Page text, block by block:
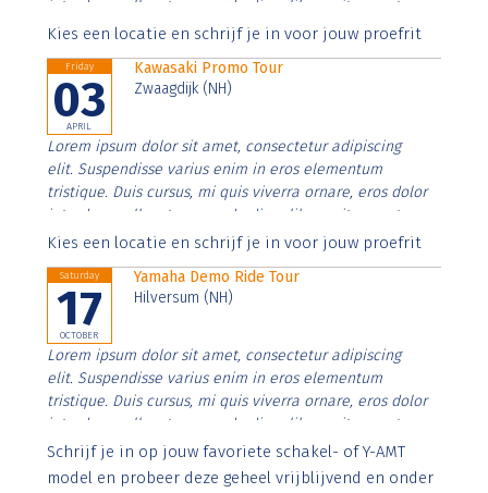
interdum nulla, ut commodo diam libero vitae erat.
Aenean faucibus nibh et justo cursus id rutrum lorem
Kies een locatie en schrijf je in voor jouw proefrit
Friday
03
APRIL
Kawasaki Promo Tour
Zwaagdijk (NH)
Lorem ipsum dolor sit amet, consectetur adipiscing
elit. Suspendisse varius enim in eros elementum
tristique. Duis cursus, mi quis viverra ornare, eros dolor
interdum nulla, ut commodo diam libero vitae erat.
Aenean faucibus nibh et justo cursus id rutrum lorem
Kies een locatie en schrijf je in voor jouw proefrit
Saturday
17
OCTOBER
Yamaha Demo Ride Tour
Hilversum (NH)
Lorem ipsum dolor sit amet, consectetur adipiscing
elit. Suspendisse varius enim in eros elementum
tristique. Duis cursus, mi quis viverra ornare, eros dolor
interdum nulla, ut commodo diam libero vitae erat.
Aenean faucibus nibh et justo cursus id rutrum lorem
imperdiet. Nunc ut sem vitae risus tristique posuere.
Schrijf je in op jouw favoriete schakel- of Y-AMT
model en probeer deze geheel vrijblijvend en onder